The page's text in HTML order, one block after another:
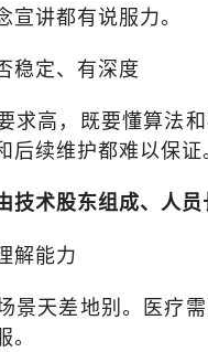
讲都有说服力。
稳定、有深度
求高，既要懂算法
续维护都难以保证
技术股东组成、人
解能力
景天差地别。医疗